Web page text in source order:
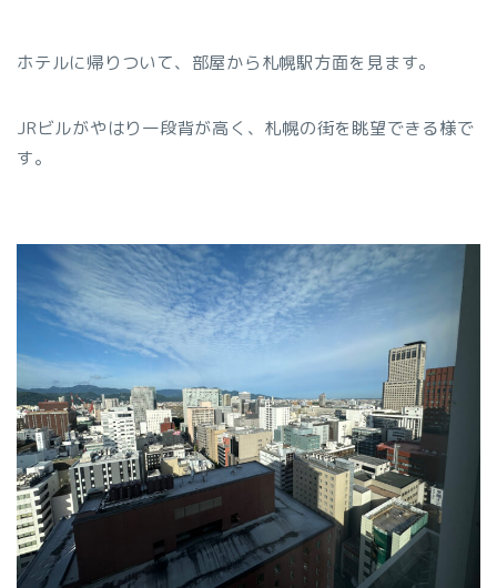
ホテルに帰りついて、部屋から札幌駅方面を見ます。
JRビルがやはり一段背が高く、札幌の街を眺望できる様で
す。